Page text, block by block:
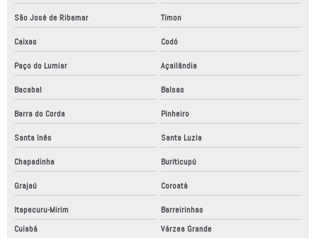
São José de Ribamar Timon
Caixas Codó
Paço do Lumiar Açailândia
Bacabal Balsas
Barra do Corda Pinheiro
Santa Inês Santa Luzia
Chapadinha Buriticupú
Grajaú Coroatá
Itapecuru-Mirim
Barreirinhas
Cuiabá
Várzea Grande